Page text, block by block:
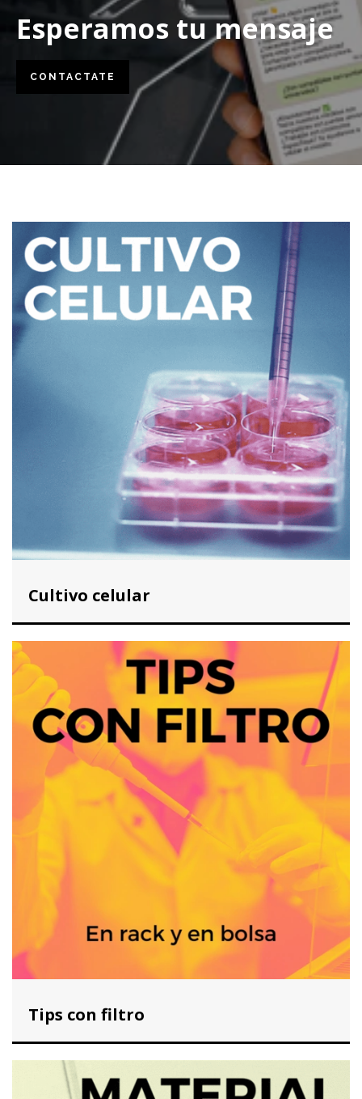
Esperamos tu mensaje
CONTACTATE
Cultivo celular
Tips con filtro